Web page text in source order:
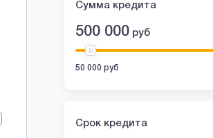
Сумма кредита
500 000 руб
50 000 руб
Срок кредита